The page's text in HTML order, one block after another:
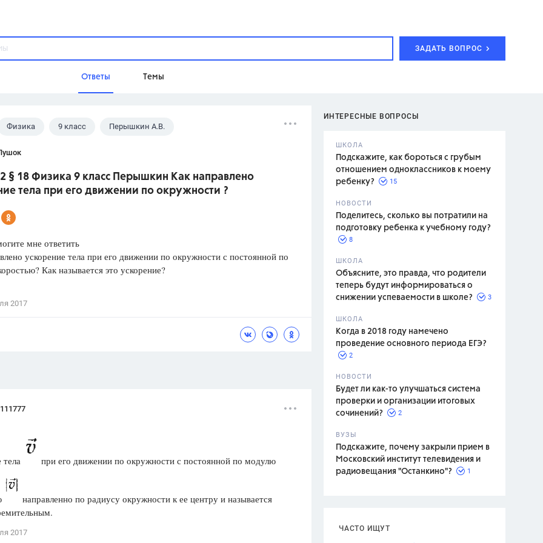
ЗАДАТЬ ВОПРОС
Ответы Темы
Домашнее задание
Разумовская М.М.,Габриелян О.С.,
Рудзитис Г.Е.,
Красота, Воспитание
ИНТЕРЕСНЫЕ ВОПРОСЫ
ШКОЛА
Подскажите, как бороться с грубым
отношением одноклассников к моему
ребенку?
15
НОВОСТИ
Поделитесь, сколько вы потратили на
подготовку ребенка к учебному году?
8
ШКОЛА
Объясните, это правда, что родители
теперь будут информироваться о
снижении успеваемости в школе?
3
ШКОЛА
Когда в 2018 году намечено
проведение основного периода ЕГЭ?
2
НОВОСТИ
Будет ли как-то улучшаться система
проверки и организации итоговых
сочинений?
2
ВУЗЫ
Подскажите, почему закрыли прием в
Московский институт телевидения и
радиовещания "Останкино"?
1
ЧАСТО ИЩУТ
Физика 9 класс Перышкин А.В.
§ 18 Физика 9 класс Перышкин Как направлено
тела при его движении по окружности ?
мне ответить
ускорение тела при его движении по окружности с постоянной по
Как называется это ускорение?
2017
тела при его движении по окружности с постоянной по модулю
направленно по радиусу окружности к ее центру и называется
2017